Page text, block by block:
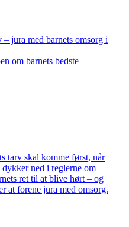
jura med barnets omsorg i
om barnets bedste
tarv skal komme først, når
ned i reglerne om
ret til at blive hørt – og
at forene jura med omsorg.